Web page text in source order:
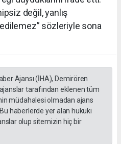
değil, yanlış
sözleriyle sona
Ajansı (İHA), Demirören
tarafından eklenen tüm
müdahalesi olmadan ajans
haberlerde yer alan hukuki
olup sitemizin hiç bir